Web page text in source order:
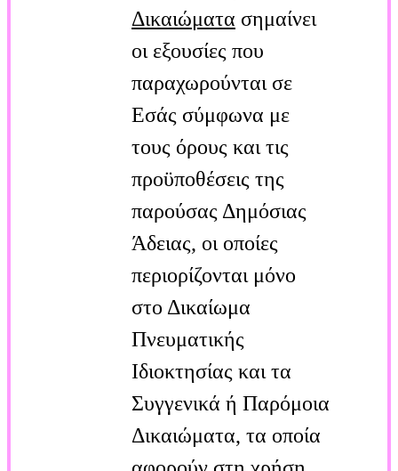
Δικαιώματα σημαίνει
οι εξουσίες που
παραχωρούνται σε
Εσάς σύμφωνα με
τους όρους και τις
προϋποθέσεις της
παρούσας Δημόσιας
Άδειας, οι οποίες
περιορίζονται μόνο
στο Δικαίωμα
Πνευματικής
Ιδιοκτησίας και τα
Συγγενικά ή Παρόμοια
Δικαιώματα, τα οποία